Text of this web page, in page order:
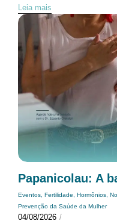
Leia mais
Papanicolau: A
Eventos, Fertilidade, Hormônios,
Prevenção da Saúde da Mulher
04/08/2026 /